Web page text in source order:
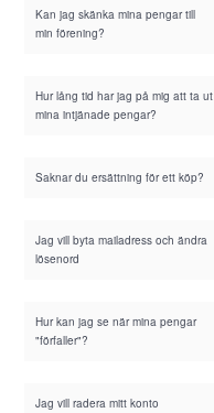
Kan jag skänka mina pengar till
min förening?
Hur lång tid har jag på mig att ta ut
mina intjänade pengar?
Saknar du ersättning för ett köp?
Jag vill byta mailadress och ändra
lösenord
Hur kan jag se när mina pengar
"förfaller"?
Jag vill radera mitt konto